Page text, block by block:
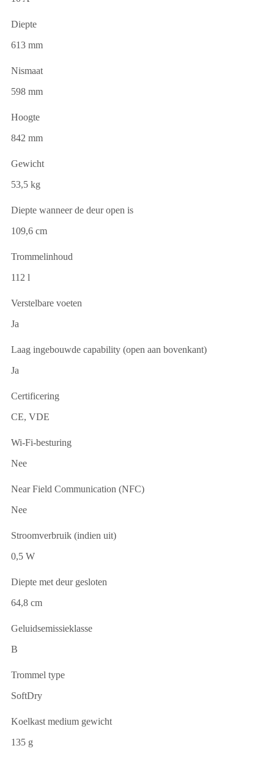
Diepte
613 mm
Nismaat
598 mm
Hoogte
842 mm
Gewicht
53,5 kg
Diepte wanneer de deur open is
109,6 cm
Trommelinhoud
112 l
Verstelbare voeten
Ja
Laag ingebouwde capability (open aan bovenkant)
Ja
Certificering
CE, VDE
Wi-Fi-besturing
Nee
Near Field Communication (NFC)
Nee
Stroomverbruik (indien uit)
0,5 W
Diepte met deur gesloten
64,8 cm
Geluidsemissieklasse
B
Trommel type
SoftDry
Koelkast medium gewicht
135 g